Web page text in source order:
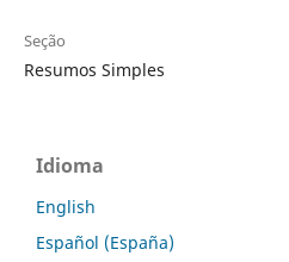
Seção
Resumos Simples
Idioma
English
Español (España)